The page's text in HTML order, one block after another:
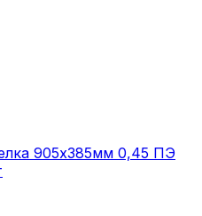
905х385мм 0,45 ПЭ